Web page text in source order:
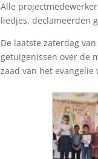
Alle
liedjes, declameerden
De laatste zaterdag
getuigenissen over de
zaad van het